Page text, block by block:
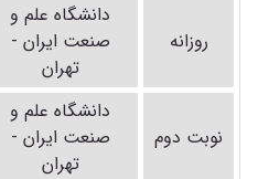
روزانه
دانشگاه علم و
صنعت ایران -
تهران
نوبت دوم
دانشگاه علم و
صنعت ایران -
تهران